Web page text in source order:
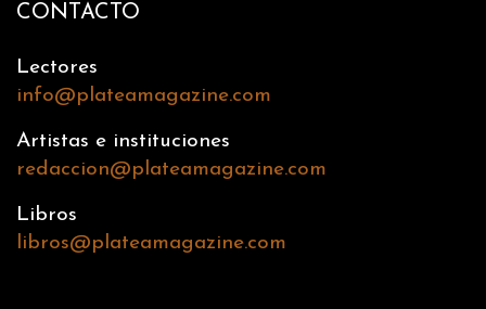
CONTACTO
Lectores
info@plateamagazine.com
Artistas e instituciones
redaccion@plateamagazine.com
Libros
libros@plateamagazine.com